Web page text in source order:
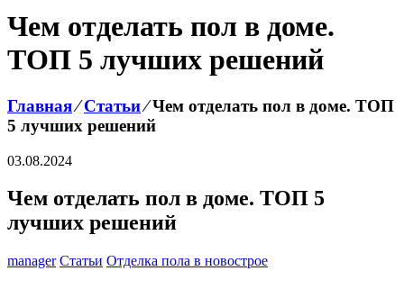
Чем отделать пол в доме.
ТОП 5 лучших решений
Главная⁄Статьи⁄Чем отделать пол в доме. ТОП
5 лучших решений
03.08.2024
Чем отделать пол в доме. ТОП 5
лучших решений
manager Статьи Отделка пола в новострое